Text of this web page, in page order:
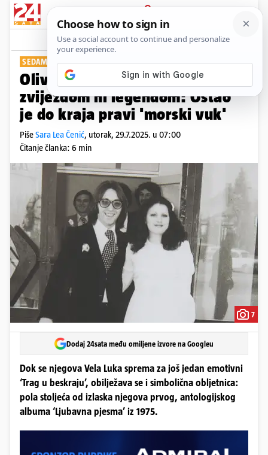
PRIJAVA
Show Komentari
SEDAM GODINA BEZ OLIVERA
Oliver nije volio da ga nazivaju
zvijezdom ni legendom: Ostao
je do kraja pravi 'morski vuk'
PišeSara Lea Čenić, utorak, 29.7.2025. u 07:00
Čitanje članka: 6 min
7
Dodaj 24sata među omiljene izvore na Googleu
Dok se njegova Vela Luka sprema za još jedan emotivni
‘Trag u beskraju’, obilježava se i simbolična obljetnica:
pola stoljeća od izlaska njegova prvog, antologijskog
albuma ‘Ljubavna pjesma’ iz 1975.